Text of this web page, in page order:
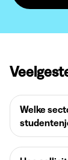
Welke